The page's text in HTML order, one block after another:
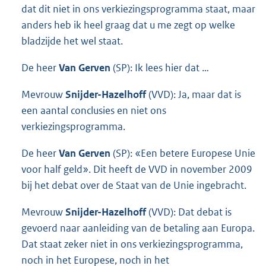
dat dit niet in ons verkiezingsprogramma staat, maar
anders heb ik heel graag dat u me zegt op welke
bladzijde het wel staat.
De heerVan Gerven (SP): Ik lees hier dat …
MevrouwSnijder-Hazelhoff(VVD): Ja, maar dat is
een aantal conclusies en niet ons
verkiezingsprogramma.
De heerVan Gerven (SP): «Een betere Europese Unie
voor half geld». Dit heeft de VVD in november 2009
bij het debat over de Staat van de Unie ingebracht.
MevrouwSnijder-Hazelhoff(VVD): Dat debat is
gevoerd naar aanleiding van de betaling aan Europa.
Dat staat zeker niet in ons verkiezingsprogramma,
noch in het Europese, noch in het